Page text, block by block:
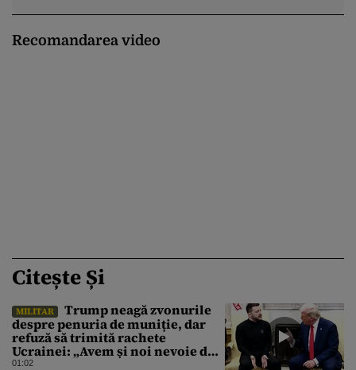
Recomandarea video
Citește Și
MILITAR
Trump neagă zvonurile
despre penuria de muniție, dar
refuză să trimită rachete
Ucrainei: „Avem și noi nevoie de
rachete”
01:02